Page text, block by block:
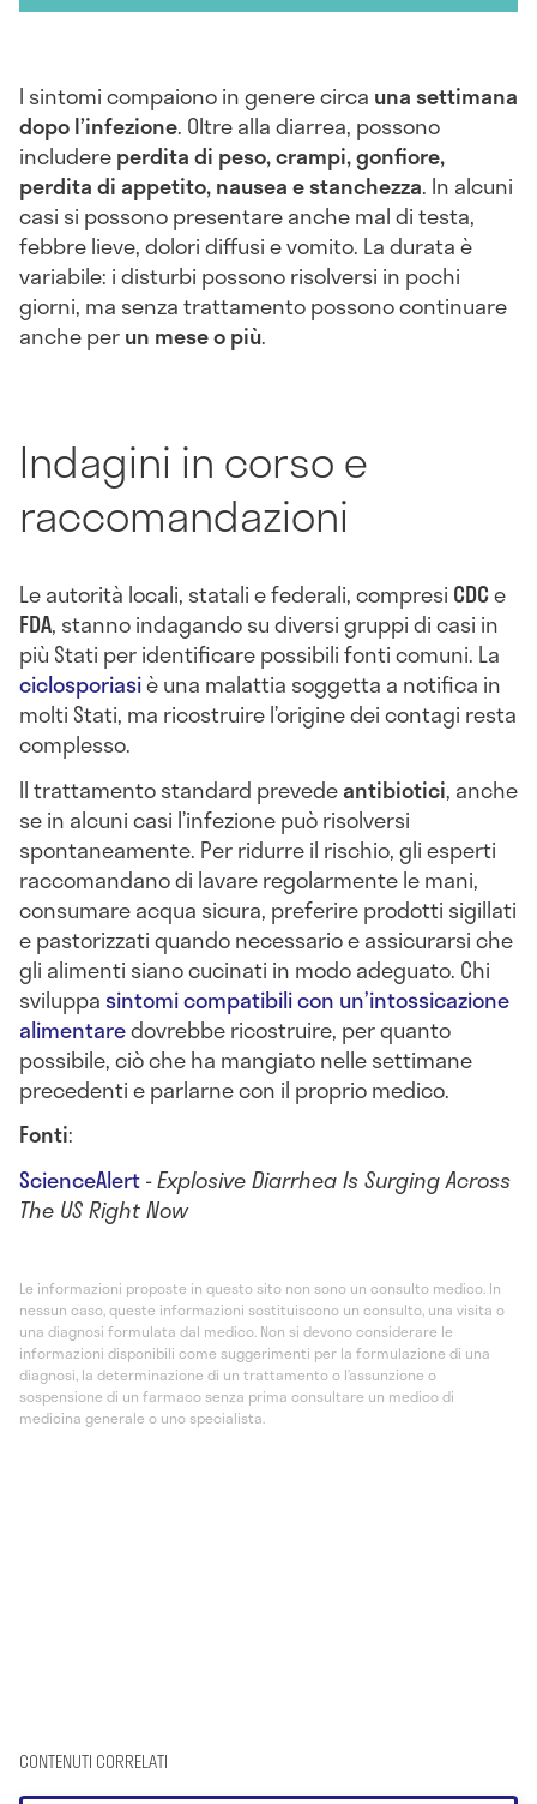
I sintomi compaiono in genere circa una settimana
dopo l’infezione. Oltre alla diarrea, possono
includereperdita di peso, crampi, gonfiore,
perdita di appetito, nausea e stanchezza. In alcuni
casi si possono presentare anche mal di testa,
febbre lieve, dolori diffusi e vomito. La durata è
variabile: i disturbi possono risolversi in pochi
giorni, ma senza trattamento possono continuare
anche perun mese o più.
Indagini in corso e
raccomandazioni
Le autorità locali, statali e federali, compresi CDCe
FDA, stanno indagando su diversi gruppi di casi in
più Stati per identificare possibili fonti comuni. La
ciclosporiasiè una malattia soggetta a notifica in
molti Stati, ma ricostruire l’origine dei contagi resta
complesso.
Il trattamento standard prevedeantibiotici, anche
se in alcuni casi l’infezione può risolversi
spontaneamente. Per ridurre il rischio, gli esperti
raccomandano di lavare regolarmente le mani,
consumare acqua sicura, preferire prodotti sigillati
e pastorizzati quando necessario e assicurarsi che
gli alimenti siano cucinati in modo adeguato. Chi
sviluppa sintomi compatibili con un’intossicazione
alimentaredovrebbe ricostruire, per quanto
possibile, ciò che ha mangiato nelle settimane
precedenti e parlarne con il proprio medico.
Fonti:
ScienceAlert-Explosive Diarrhea Is Surging Across
The US Right Now
Le informazioni proposte in questo sito non sono un consulto medico. In
nessun caso, queste informazioni sostituiscono un consulto, una visita o
una diagnosi formulata dal medico. Non si devono considerare le
informazioni disponibili come suggerimenti per la formulazione di una
diagnosi, la determinazione di un trattamento o l’assunzione o
sospensione di un farmaco senza prima consultare un medico di
medicina generale o uno specialista.
CONTENUTI CORRELATI